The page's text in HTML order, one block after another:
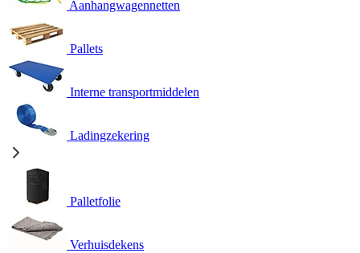
Aanhangwagennetten
Pallets
Interne transportmiddelen
Ladingzekering
Palletfolie
Verhuisdekens